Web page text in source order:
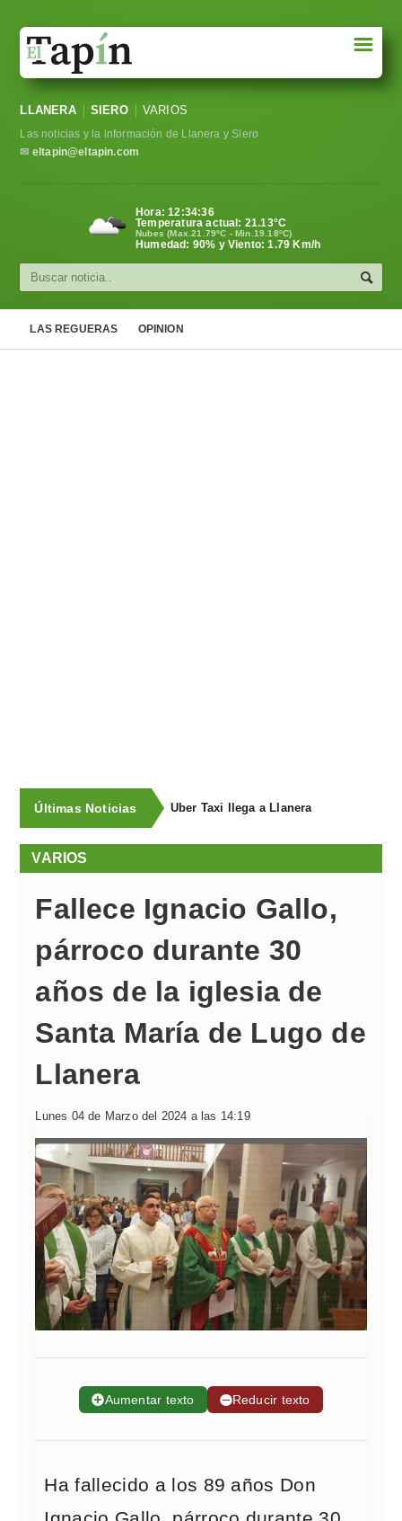
Sociedad
Política
Cultura
☰
LLANERA SIERO VARIOS
Las noticias y la información de Llanera y Siero
✉ eltapin@eltapin.com
Hora:12:34:36
Temperatura actual: 21.13°C
Nubes (Max.21.79ºC - Min.19.18ºC)
Humedad: 90% y Viento: 1.79 Km/h
LAS REGUERAS OPINION
Últimas Noticias
VARIOS
Fallece Ignacio Gallo,
párroco durante 30
años de la iglesia de
Santa María de Lugo de
Llanera
Lunes 04 de Marzo del 2024 a las 14:19
➕Aumentar texto ➖Reducir texto
Ha fallecido a los 89 años Don